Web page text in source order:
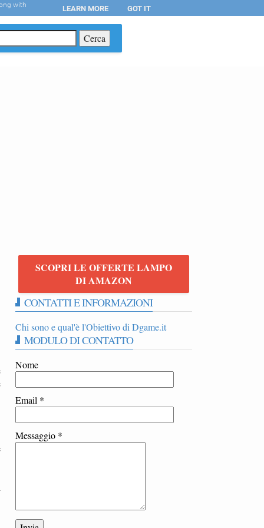
SCOPRI LE OFFERTE LAMPO
DI AMAZON
CONTATTI E INFORMAZIONI
Chi sono e qual'è l'Obiettivo di Dgame.it
MODULO DI CONTATTO
Nome
Email *
Messaggio *
with LEARN MORE GOT IT